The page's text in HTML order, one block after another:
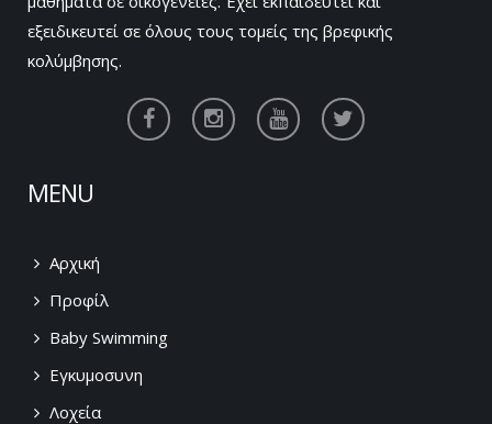
εξειδικευτεί σε όλους τους τομείς της βρεφικής
κολύμβησης.
MENU
Αρχική
Προφίλ
Baby Swimming
Εγκυμοσυνη
Λοχεία